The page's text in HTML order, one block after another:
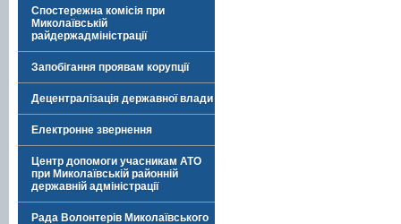
Спостережна комісія при
Миколаївській
райдержадміністрації
Запобігання проявам корупції
Децентралізація державної влади
Електронне звернення
Центр допомоги учасникам АТО
при Миколаївській районній
державній адміністрації
Рада Волонтерів Миколаївського